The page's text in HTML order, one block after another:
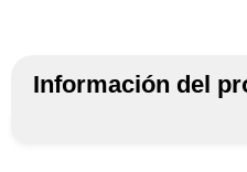
Información del